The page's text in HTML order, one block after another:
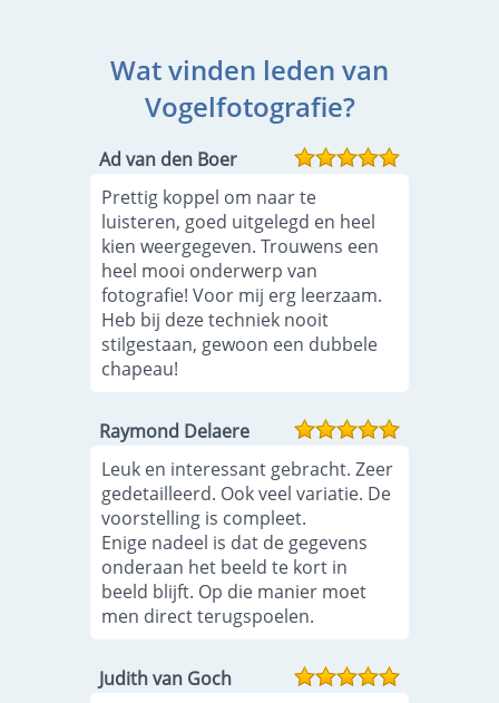
Wat vinden leden van
Vogelfotografie?
Ad van den Boer
Prettig koppel om naar te
luisteren, goed uitgelegd en heel
kien weergegeven. Trouwens een
heel mooi onderwerp van
fotografie! Voor mij erg leerzaam.
Heb bij deze techniek nooit
stilgestaan, gewoon een dubbele
chapeau!
Raymond Delaere
Leuk en interessant gebracht. Zeer
gedetailleerd. Ook veel variatie. De
voorstelling is compleet.
Enige nadeel is dat de gegevens
onderaan het beeld te kort in
beeld blijft. Op die manier moet
men direct terugspoelen.
Judith van Goch